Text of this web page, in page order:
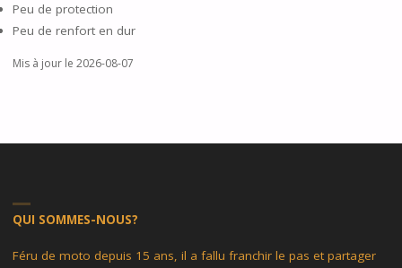
Peu de protection
Peu de renfort en dur
Mis à jour le 2026-08-07
QUI SOMMES-NOUS?
Féru de moto depuis 15 ans, il a fallu franchir le pas et partager